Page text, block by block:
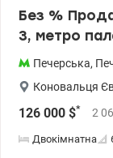
Без %
3, метро
Печерська,
Коновальця
126 000 $* 2
Двокімнатна